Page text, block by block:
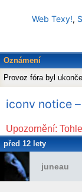
Web Texy!,
Oznámení
Provoz fóra byl
iconv notice
Upozornění:
před 12 lety
juneau